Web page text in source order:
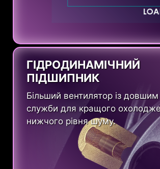
ГІДРОДИНАМІЧНИЙ
ПІДШИПНИК
Більший вентилятор із
служби для кращого
нижчого рівня шуму.